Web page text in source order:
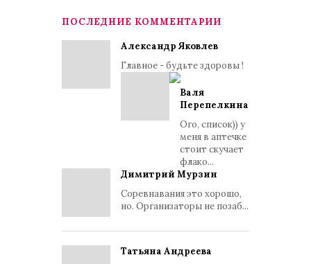
ПОСЛЕДНИЕ КОММЕНТАРИИ
Александр Яковлев
Главное - будьте здоровы !
Валя
Перепелкина
Ого, список)) у
меня в аптечке
стоит скучает
флако...
Димитрий Мурзин
Соревнавания это хорошо,
но. Организаторы не позаб...
Татьяна Андреева